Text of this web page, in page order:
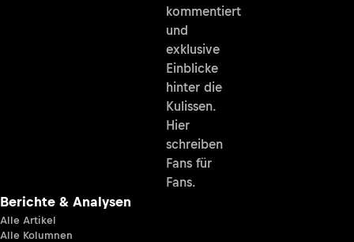
kommentiert
und
exklusive
Einblicke
hinter die
Kulissen.
Hier
schreiben
Fans für
Fans.
Berichte & Analysen
Alle Artikel
Alle Kolumnen